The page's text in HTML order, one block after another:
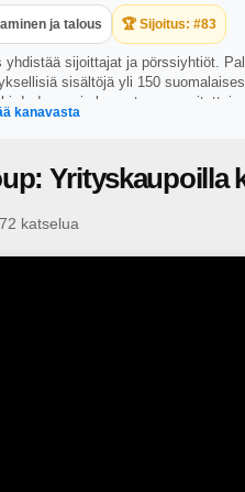
ja talous 🏆 Sijoitus: #83
yhdistää sijoittajat ja pörssiyhtiöt.
sisältöjä yli 150
Inderes ei ole vastuussa
jotka johtuvat siitä, että katsoja
pyrkimys on käyttää luotettavaa
kanavasta
Yrityskaupoilla
katselua